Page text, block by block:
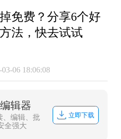
免费？分享6个好
法，快去试试
06 18:06:08
辑器
、编辑、批
全强大
立即下载